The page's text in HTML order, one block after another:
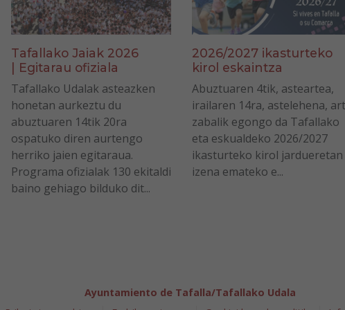
Tafallako Jaiak 2026
| Egitarau ofiziala
Tafallako Udalak asteazken
honetan aurkeztu du
abuztuaren 14tik 20ra
ospatuko diren aurtengo
herriko jaien egitaraua.
Programa ofizialak 130 ekitaldi
baino gehiago bilduko dit...
2026/2027 ikasturteko
kirol eskaintza
Abuztuaren 4tik, asteartea,
irailaren 14ra, astelehena,
zabalik egongo da Tafallako
eta eskualdeko 2026/2027
ikasturteko kirol jardueretan
izena emateko e...
Ayuntamiento de Tafalla/Tafallako Udala